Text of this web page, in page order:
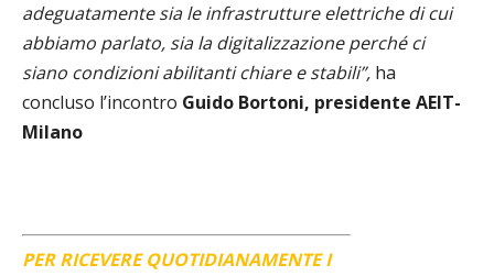
adeguatamente sia le infrastrutture elettriche di cui
abbiamo parlato, sia la digitalizzazione perché ci
siano condizioni abilitanti chiare e stabili”, ha
concluso l’incontro Guido Bortoni, presidente AEIT-
Milano
PER RICEVERE QUOTIDIANAMENTE I